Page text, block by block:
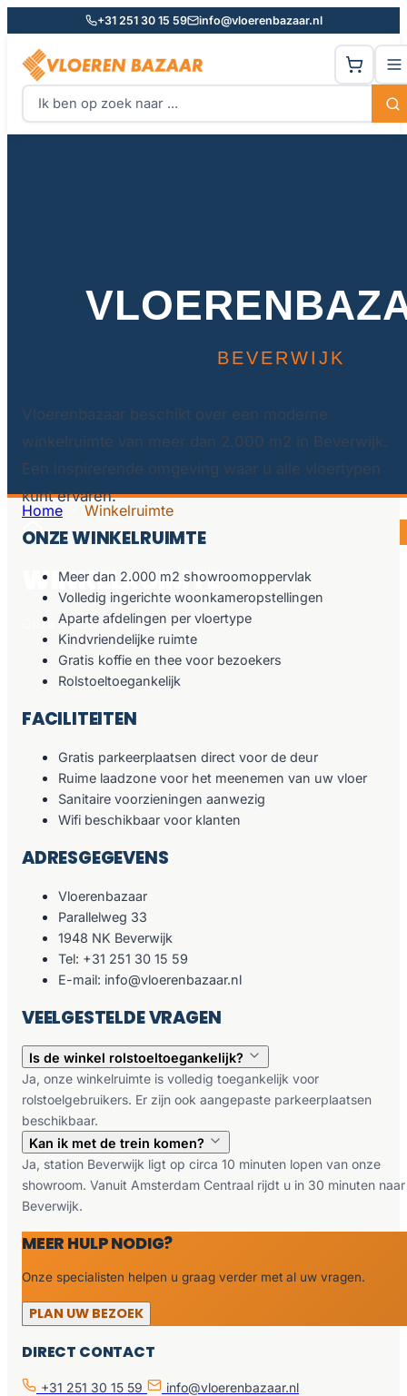
+31 251 30 15 59 info@vloerenbazaar.nl
Home Winkelruimte
WINKELRUIMTE
Onze locatie en faciliteiten
Vloerenbazaar beschikt over een moderne
winkelruimte van meer dan 2.000 m2 in Beverwijk.
Een inspirerende omgeving waar u alle vloertypen
kunt ervaren.
ONZE WINKELRUIMTE
Meer dan 2.000 m2 showroomoppervlak
Volledig ingerichte woonkameropstellingen
Aparte afdelingen per vloertype
Kindvriendelijke ruimte
Gratis koffie en thee voor bezoekers
Rolstoeltoegankelijk
FACILITEITEN
Gratis parkeerplaatsen direct voor de deur
Ruime laadzone voor het meenemen van uw vloer
Sanitaire voorzieningen aanwezig
Wifi beschikbaar voor klanten
ADRESGEGEVENS
Vloerenbazaar
Parallelweg 33
1948 NK Beverwijk
Tel: +31 251 30 15 59
E-mail: info@vloerenbazaar.nl
VEELGESTELDE VRAGEN
Is de winkel rolstoeltoegankelijk?
Ja, onze winkelruimte is volledig toegankelijk voor
rolstoelgebruikers. Er zijn ook aangepaste parkeerplaatsen
beschikbaar.
Kan ik met de trein komen?
Ja, station Beverwijk ligt op circa 10 minuten lopen van onze
showroom. Vanuit Amsterdam Centraal rijdt u in 30 minuten naar
Beverwijk.
MEER HULP NODIG?
Onze specialisten helpen u graag verder met al uw vragen.
PLAN UW BEZOEK
DIRECT CONTACT
+31 251 30 15 59
info@vloerenbazaar.nl